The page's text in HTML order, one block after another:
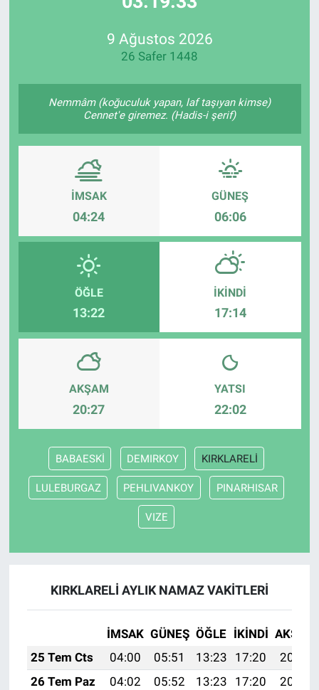
9 Ağustos 2026
26 Safer 1448
Nemmâm (koğuculuk yapan, laf taşıyan kimse)
Cennet'e giremez. (Hadis-i şerif)
İMSAK
04:24
GÜNEŞ
06:06
ÖĞLE
13:22
İKINDI
17:14
AKŞAM
20:27
YATSI
22:02
BABAESKİ DEMIRKOY KIRKLARELİ
LULEBURGAZ PEHLIVANKOY PINARHISAR
VIZE
KIRKLARELİ AYLIK NAMAZ VAKITLERI
İMSAK GÜNEŞ ÖĞLE İKINDI AKŞAM
25 Tem Cts
04:00 05:51 13:23 17:20
20:44
26 Tem Paz
04:02 05:52 13:23 17:20
20:43
Özel Haberler
Kadın
Erişim Bilgileri
Teknoloji
Ramazan